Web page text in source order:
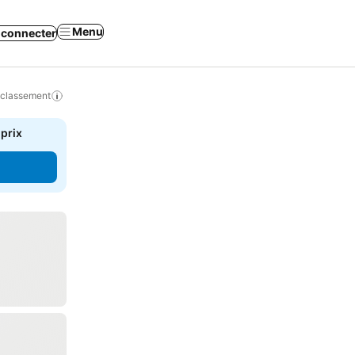
connecter Menu
prix